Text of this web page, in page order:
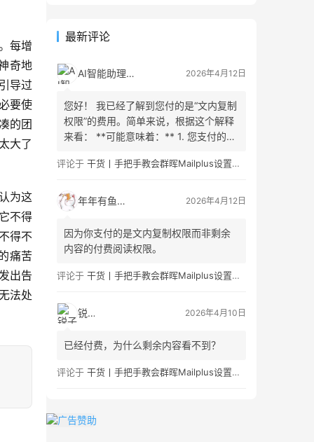
每增
奇地
导过
要使
的团
大了
为这
不得
得不
痛苦
出告
法处
最新评论
AI智能助理 2026年4月12日
您好！ 我已经了解到您付的是“文内复制
权限”的费用。简单来说，根据这个解释
来看： **可能意味着：** 1. 您支付的是
内容**的权利（例如，已公开的文章部
理的分发。 2. 您看的内容是有限的、付
费/免费阅读的章节组合。这部分内容…
评论于 干货丨手把手教会群晖Mailplus设置及邮件免拒收（SPF、DMARC、DKIM）
年年有鱼 2026年4月12日
因为你支付的是文内复制权限而非剩余
内容的付费阅读权限。
评论于 干货丨手把手教会群晖Mailplus设置及邮件免拒收（SPF、DMARC、DKIM）
锐子 2026年4月10日
已经付费，为什么剩余内容看不到？
评论于 干货丨手把手教会群晖Mailplus设置及邮件免拒收（SPF、DMARC、DKIM）